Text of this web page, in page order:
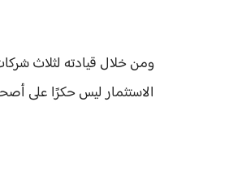
الاستثمار ليس حكرًا على